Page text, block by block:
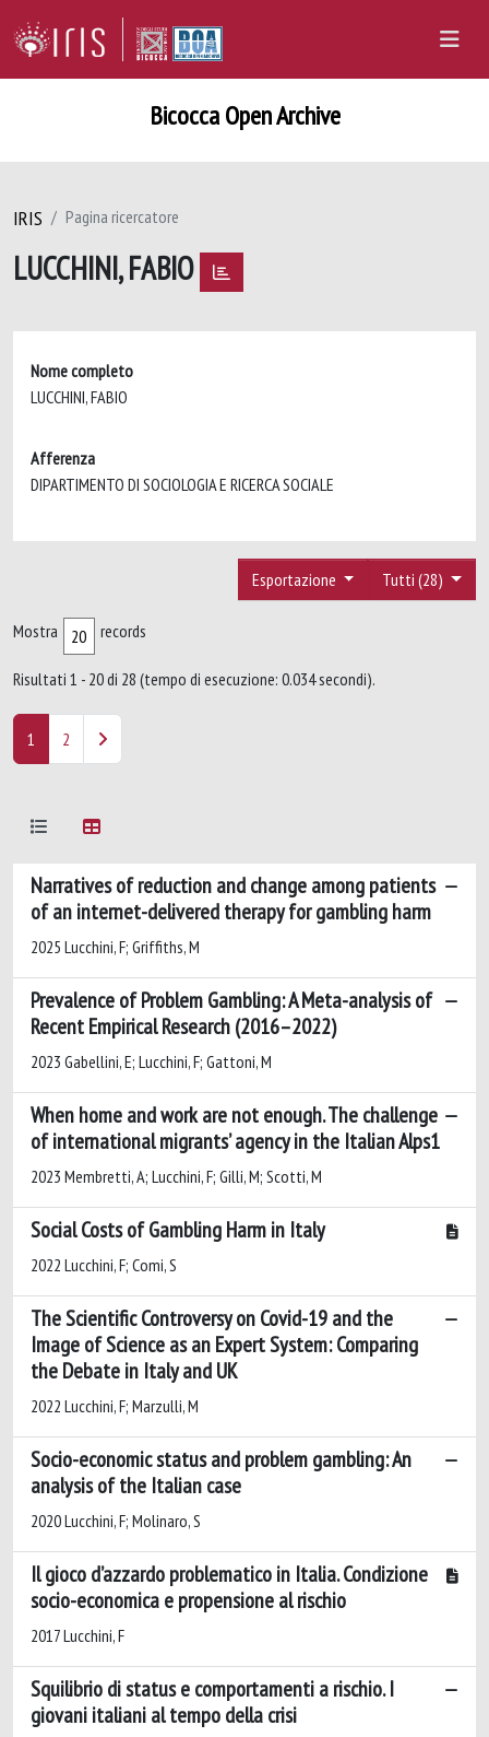
Bicocca Open Archive
IRIS Pagina ricercatore
LUCCHINI, FABIO
Nome completo
LUCCHINI, FABIO
Afferenza
DIPARTIMENTO DI SOCIOLOGIA E RICERCA SOCIALE
Tutti (28)
Esportazione
Mostra records
Risultati 1 - 20 di 28 (tempo di esecuzione: 0.034 secondi).
1 2
Narratives of reduction and change among patients
of an internet-delivered therapy for gambling harm
2025 Lucchini, F; Griffiths, M
Prevalence of Problem Gambling: A Meta-analysis of
Recent Empirical Research (2016–2022)
2023 Gabellini, E; Lucchini, F; Gattoni, M
When home and work are not enough. The challenge
of international migrants’ agency in the Italian Alps1
2023 Membretti, A; Lucchini, F; Gilli, M; Scotti, M
Social Costs of Gambling Harm in Italy
2022 Lucchini, F; Comi, S
The Scientific Controversy on Covid-19 and the
Image of Science as an Expert System: Comparing
the Debate in Italy and UK
2022 Lucchini, F; Marzulli, M
Socio-economic status and problem gambling: An
analysis of the Italian case
2020 Lucchini, F; Molinaro, S
Il gioco d’azzardo problematico in Italia. Condizione
socio-economica e propensione al rischio
2017 Lucchini, F
Squilibrio di status e comportamenti a rischio. I
giovani italiani al tempo della crisi